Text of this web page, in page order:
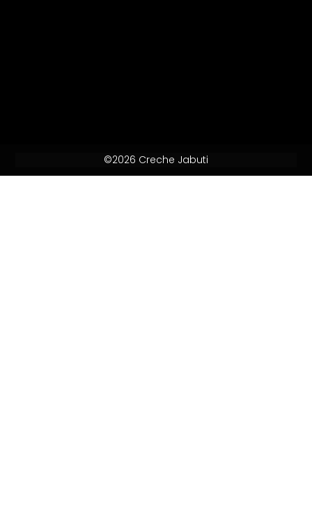
©2026 Creche Jabuti